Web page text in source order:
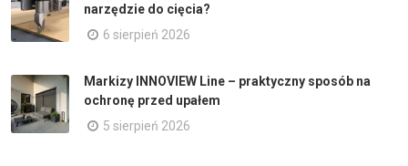
narzędzie do cięcia?
6 sierpień 2026
Markizy INNOVIEW Line – praktyczny sposób na
ochronę przed upałem
5 sierpień 2026